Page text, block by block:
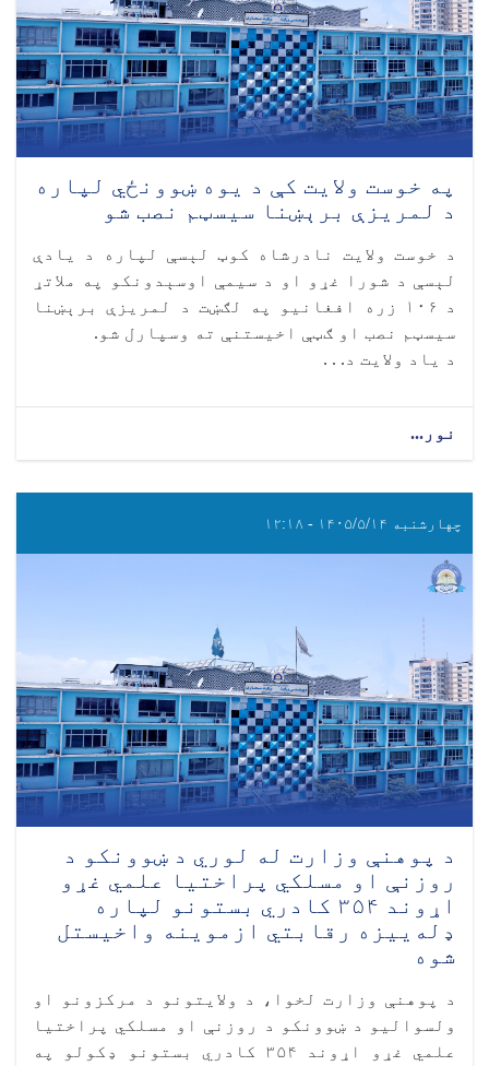
په خوست ولایت کې د یوه ښوونځي لپاره
د لمریزې برېښنا سیسټم نصب شو
د خوست ولایت نادرشاه کوټ لېسې لپاره د یادې
لېسې د شورا غړو او د سیمې اوسېدونکو په ملاتړ
د ۱۰۶ زره افغانیو په لګښت د لمریزې برېښنا
سیسټم نصب او ګټې اخیستنې ته وسپارل شو.
د یاد ولایت د. . .
نور...
چهارشنبه ۱۴۰۵/۵/۱۴ - ۱۲:۱۸
د پوهنې وزارت له لوري د ښوونکو د
روزنې او مسلکي پراختیا علمي غړو
اړوند ۳۵۴ کادري بستونو لپاره
ډله‌ییزه رقابتي ازموینه واخیستل
شوه
د پوهنې وزارت لخوا، د ولايتونو د مرکزونو او
ولسواليو د ښوونکو د روزنې او مسلکي پراختیا
علمي غړو اړوند ۳۵۴ کادري بستونو ډکولو په